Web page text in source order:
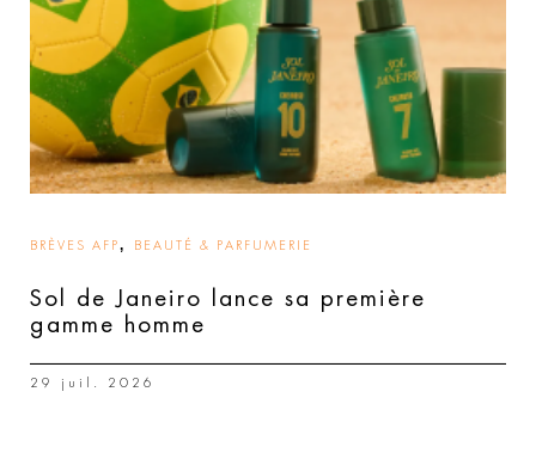
BRÈVES AFP, BEAUTÉ & PARFUMERIE
Sol de Janeiro lance sa première
gamme homme
29 juil. 2026